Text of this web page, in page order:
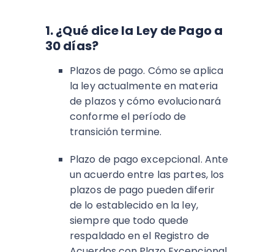
1. ¿Qué dice la Ley de Pago a
30 días?
Plazos de pago. Cómo se aplica
la ley actualmente en materia
de plazos y cómo evolucionará
conforme el período de
transición termine.
Plazo de pago excepcional. Ante
un acuerdo entre las partes, los
plazos de pago pueden diferir
de lo establecido en la ley,
siempre que todo quede
respaldado en el Registro de